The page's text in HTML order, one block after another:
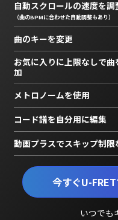
今すぐU-
いつでも
自動スクロールの速度を調
（曲のBPMに合わせた自動調整もあり）
曲のキーを変更
お気に入りに上限なしで曲
加
メトロノームを使用
コード譜を自分用に編集
動画プラスでスキップ制限